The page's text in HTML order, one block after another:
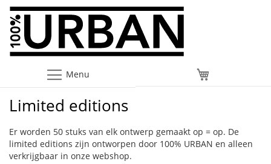
Menu
Limited editions
Er worden 50 stuks van elk ontwerp gemaakt op = op. De
limited editions zijn ontworpen door 100% URBAN en alleen
verkrijgbaar in onze webshop.